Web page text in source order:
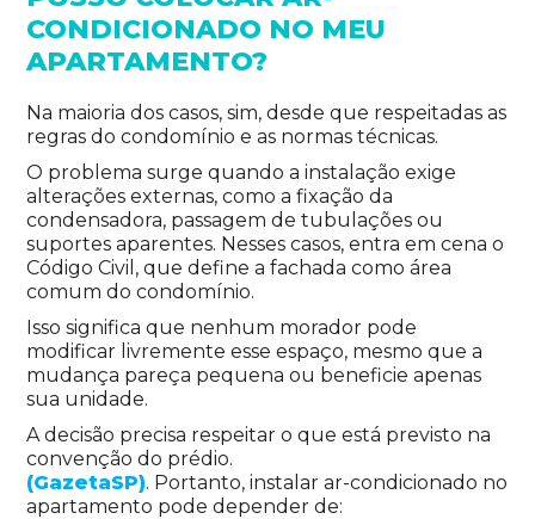
CONDICIONADO NO MEU
APARTAMENTO?
Na maioria dos casos, sim, desde que respeitadas as
regras do condomínio e as normas técnicas.
O problema surge quando a instalação exige
alterações externas, como a fixação da
condensadora, passagem de tubulações ou
suportes aparentes. Nesses casos, entra em cena o
Código Civil, que define a fachada como área
comum do condomínio.
Isso significa que nenhum morador pode
modificar livremente esse espaço, mesmo que a
mudança pareça pequena ou beneficie apenas
sua unidade.
A decisão precisa respeitar o que está previsto na
convenção do prédio.
(GazetaSP). Portanto, instalar ar-condicionado no
apartamento pode depender de: